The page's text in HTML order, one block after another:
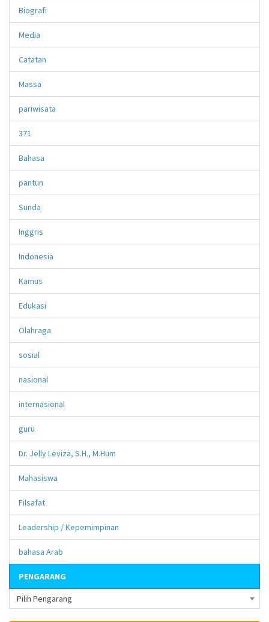
Biografi
Media
Catatan
Massa
pariwisata
371
Bahasa
pantun
Sunda
Inggris
Indonesia
Kamus
Edukasi
Olahraga
sosial
nasional
internasional
guru
Dr. Jelly Leviza, S.H., M.Hum
Mahasiswa
Filsafat
Leadership / Kepemimpinan
bahasa Arab
PENGARANG
Pilih Pengarang